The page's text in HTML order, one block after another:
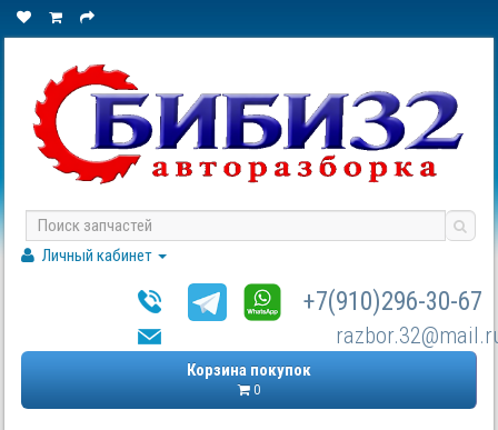
Личный кабинет
+7(910)296-30-67
Корзина покупок
0